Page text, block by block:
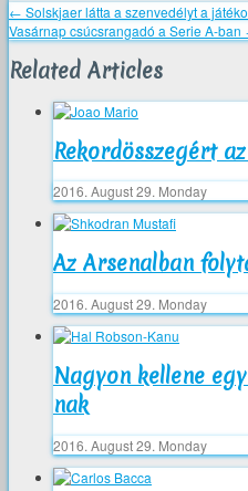
← Solskjaer látta a szenvedélyt a
Vasárnap csúcsrangadó a Serie A-ban
Related Articles
Rekordösszegért
2016. August 29. Monday
Az Arsenalban
2016. August 29. Monday
Nagyon kellene
nak
2016. August 29. Monday